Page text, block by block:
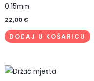
0.15mm
22,00 €
DODAJ U KOŠARICU